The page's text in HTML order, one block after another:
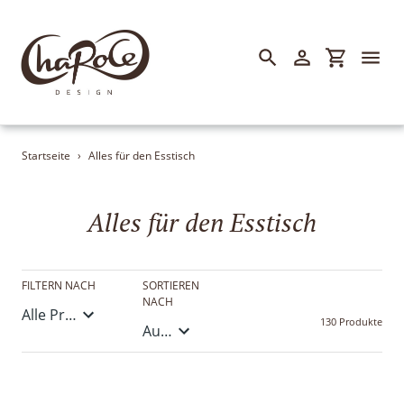
zum
Inhalt
SuchenEinloggen
Essen & Trinken
Garten & Balkon
Kerzen & Licht
Handmade & Nachhaltig
Startseite › Alles für den Esstisch
S
m
m
Alles für den Esstisch
FILTERN NACH
SORTIEREN
NACH
130 Produkte